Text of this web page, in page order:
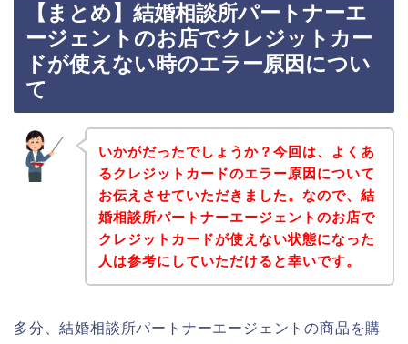
【まとめ】結婚相談所パートナーエ
ージェントのお店でクレジットカー
ドが使えない時のエラー原因につい
て
いかがだったでしょうか？今回は、よくあ
るクレジットカードのエラー原因について
お伝えさせていただきました。なので、結
婚相談所パートナーエージェントのお店で
クレジットカードが使えない状態になった
人は参考にしていただけると幸いです。
多分、結婚相談所パートナーエージェントの商品を購